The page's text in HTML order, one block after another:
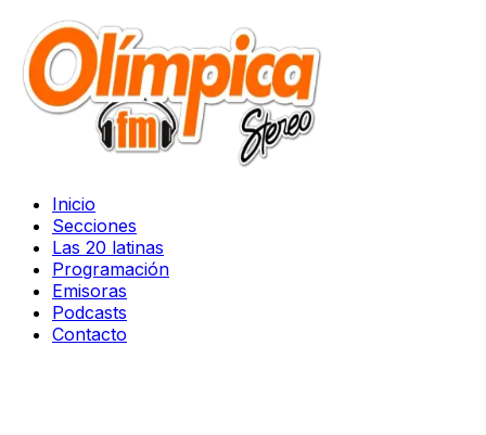
Inicio
Secciones
Las 20 latinas
Programación
Emisoras
Podcasts
Contacto